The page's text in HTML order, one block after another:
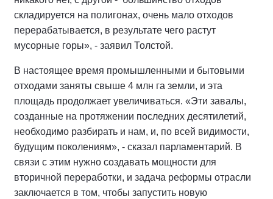
складируется на полигонах, очень мало отходов
перерабатывается, в результате чего растут
мусорные горы», - заявил Толстой.
В настоящее время промышленными и бытовыми
отходами заняты свыше 4 млн га земли, и эта
площадь продолжает увеличиваться. «Эти завалы,
созданные на протяжении последних десятилетий,
необходимо разбирать и нам, и, по всей видимости,
будущим поколениям», - сказал парламентарий. В
связи с этим нужно создавать мощности для
вторичной переработки, и задача реформы отрасли
заключается в том, чтобы запустить новую